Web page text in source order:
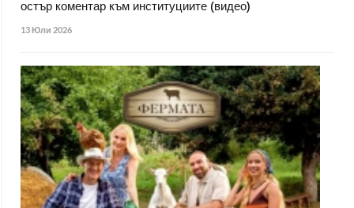
остър коментар към институциите (видео)
13 Юли 2026